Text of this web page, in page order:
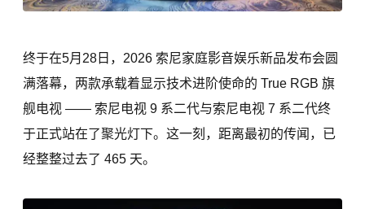
终于在5月28日，2026 索尼家庭影音娱乐新品发布会圆
满落幕，两款承载着显示技术进阶使命的 True RGB 旗
舰电视 —— 索尼电视 9 系二代与索尼电视 7 系二代终
于正式站在了聚光灯下。这一刻，距离最初的传闻，已
经整整过去了 465 天。